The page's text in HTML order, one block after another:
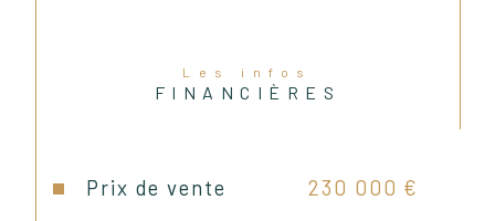
- Trois chambres de 10,37 m²,
- Bureau mansardé de 10,67 m² au
Les infos
FINANCIÈRES
Prix de vente 230 000 €